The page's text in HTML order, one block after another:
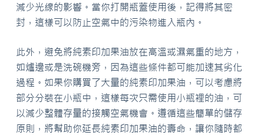
減少光線的影響。當你打開瓶蓋使用後，記得將其密
封，這樣可以防止空氣中的污染物進入瓶內。
此外，避免將純素印加果油放在高溫或濕氣重的地方，
如爐邊或是洗碗機旁，因為這些條件都可能加速其劣化
過程。如果你購買了大量的純素印加果油，可以考慮將
部分分裝在小瓶中，這樣每次只需使用小瓶裡的油，可
以減少整體存量的接觸空氣機會。遵循這些簡單的儲存
原則，將幫助你延長純素印加果油的壽命，讓你隨時都